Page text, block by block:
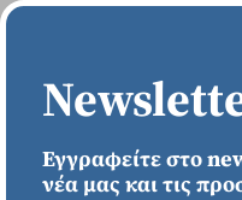
Εγγραφείτε στο
νέα μας και τις